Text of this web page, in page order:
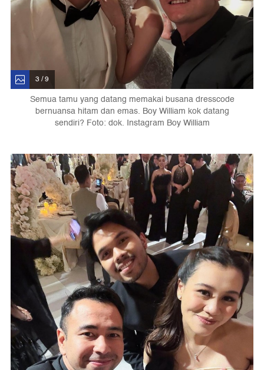
3 / 9
Semua tamu yang datang memakai busana dresscode
bernuansa hitam dan emas. Boy William kok datang
sendiri? Foto: dok. Instagram Boy William